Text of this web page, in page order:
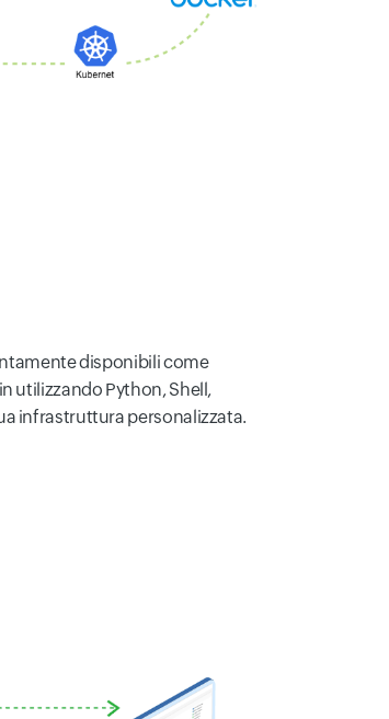
disponibili come
utilizzando Python, Shell,
infrastruttura personalizzata.